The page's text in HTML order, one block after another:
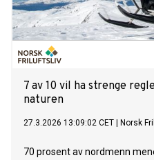
7 av 10 vil ha strenge
naturen
27.3.2026 13:09:02 CET Norsk
70 prosent av nordmenn